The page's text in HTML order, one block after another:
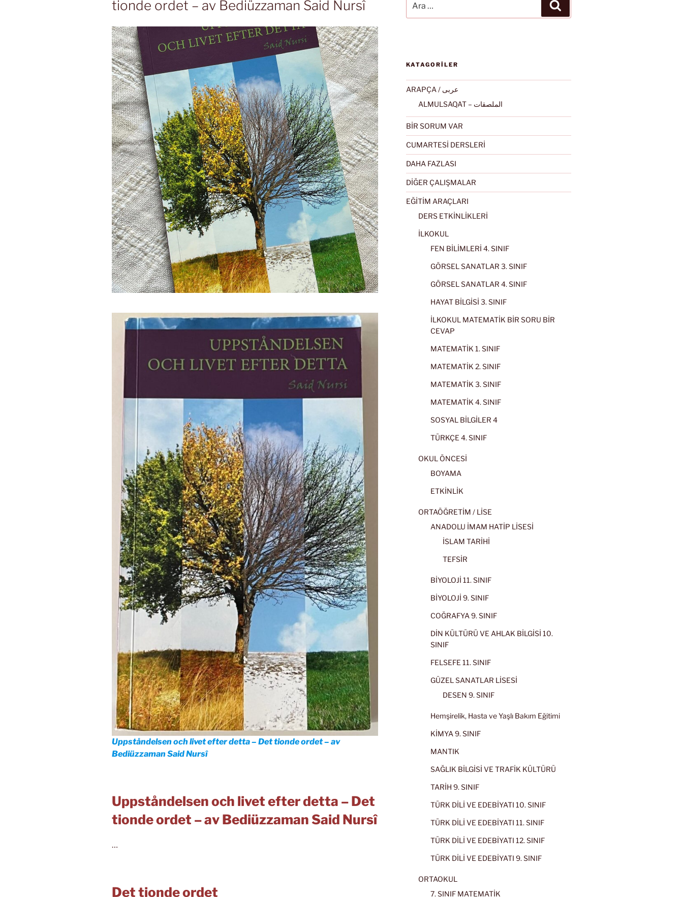
tionde ordet – av Bediüzzaman Said Nursî
Uppståndelsen och livet efter detta – Det tionde ordet – av
Bediüzzaman Said Nursî
Uppståndelsen och livet efter detta – Det
tionde ordet – av Bediüzzaman Said Nursî
…
Det tionde ordet
KATAGORİLER
ARAPÇA / عربى
ALMULSAQAT – الملصقات
BİR SORUM VAR
CUMARTESİ DERSLERİ
DAHA FAZLASI
DİĞER ÇALIŞMALAR
EĞİTİM ARAÇLARI
DERS ETKİNLİKLERİ
İLKOKUL
FEN BİLİMLERİ 4. SINIF
GÖRSEL SANATLAR 3. SINIF
GÖRSEL SANATLAR 4. SINIF
HAYAT BİLGİSİ 3. SINIF
İLKOKUL MATEMATİK BİR SORU BİR
CEVAP
MATEMATİK 1. SINIF
MATEMATİK 2. SINIF
MATEMATİK 3. SINIF
MATEMATİK 4. SINIF
SOSYAL BİLGİLER 4
TÜRKÇE 4. SINIF
OKUL ÖNCESİ
BOYAMA
ETKİNLİK
ORTAÖĞRETİM / LİSE
ANADOLU İMAM HATİP LİSESİ
İSLAM TARİHİ
TEFSİR
BİYOLOJİ 11. SINIF
BİYOLOJİ 9. SINIF
COĞRAFYA 9. SINIF
DİN KÜLTÜRÜ VE AHLAK BİLGİSİ 10.
SINIF
FELSEFE 11. SINIF
GÜZEL SANATLAR LİSESİ
DESEN 9. SINIF
Hemşirelik, Hasta ve Yaşlı Bakım Eğitimi
KİMYA 9. SINIF
MANTIK
SAĞLIK BİLGİSİ VE TRAFİK KÜLTÜRÜ
TARİH 9. SINIF
TÜRK DİLİ VE EDEBİYATI 10. SINIF
TÜRK DİLİ VE EDEBİYATI 11. SINIF
TÜRK DİLİ VE EDEBİYATI 12. SINIF
TÜRK DİLİ VE EDEBİYATI 9. SINIF
ORTAOKUL
7. SINIF MATEMATİK